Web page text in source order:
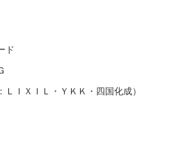
ド
ＩＸＩＬ・ＹＫＫ・四国化成）